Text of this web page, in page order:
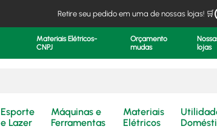
Retire seu pedido em uma de nossas lojas! 🛒
Materiais Elétricos-
CNPJ
Orçamento
mudas
lojas
Esporte
e Lazer
Máquinas e
Ferramentas
Materiais
Elétricos